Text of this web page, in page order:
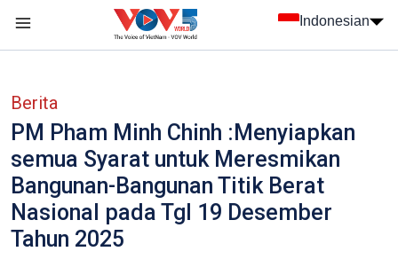
Indonesian
Berita
PM Pham Minh Chinh :Menyiapkan
semua Syarat untuk Meresmikan
Bangunan-Bangunan Titik Berat
Nasional pada Tgl 19 Desember
Tahun 2025